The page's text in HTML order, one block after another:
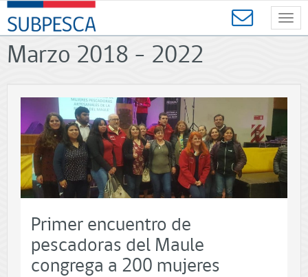
Contenido
principal
SUBPESCA
-
Subsecretaría
de
Acuicultura
Gobierno
de
Chile
Marzo 2018 - 2022
Primer encuentro de
pescadoras del Maule
congrega a 200 mujeres